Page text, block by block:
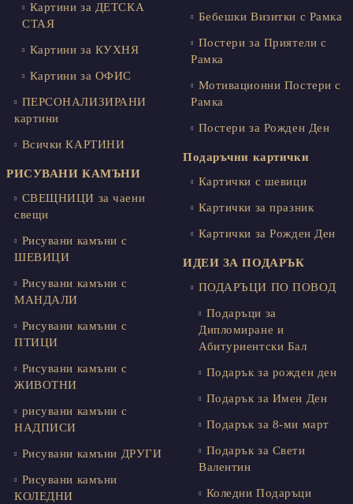
Картини за ДЕТСКА
СТАЯ
Картини за КУХНЯ
Картини за ОФИС
ПЕРСОНАЛИЗИРАНИ
картини
Всички КАРТИНИ
РИСУВАНИ КАМЪНИ
СВЕЩНИЦИ за чаени
свещи
Рисувани камъни с
ШЕВИЦИ
Рисувани камъни с
МАНДАЛИ
Рисувани камъни с
ПТИЦИ
Рисувани камъни с
ЖИВОТНИ
рисувани камъни с
НАДПИСИ
Рисувани камъни ДРУГИ
Рисувани камъни
КОЛЕДНИ
Бебешки Визитки с Рамка
Постери за Приятели с
Рамка
Мотивационни Постери с
Рамка
Постери за Рожден Ден
Подаръчни картички
Картички с шевици
Картички за празник
Картички за Рожден Ден
ИДЕИ ЗА ПОДАРЪК
ПОДАРЪЦИ ПО ПОВОД
Подаръци за
Дипломиране и
Абитуриентски Бал
Подарък за рожден ден
Подарък за Имен Ден
Подарък за 8-ми март
Подарък за Свети
Валентин
Коледни Подаръци